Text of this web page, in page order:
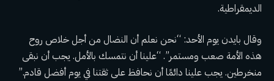
الديمقراطية.
وقال بايدن يوم الأحد: “نحن نعلم أن النضال من أجل خلاص روح
هذه الأمة صعب ومستمر”. “علينا أن نتمسك بالأمل. يجب أن نبقى
منخرطين. يجب علينا دائمًا أن نحافظ على ثقتنا في يوم أفضل قادم.”